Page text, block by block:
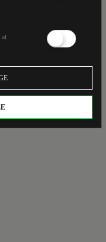
at
Volodymyr Zelenskyj (tv), med
Meloni. Søndag er han i